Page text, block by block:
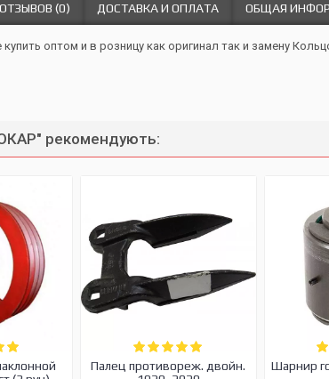
ОТЗЫВОВ (0) ДОСТАВКА И ОПЛАТА ОБЩАЯ
оптом и в розницу как оригинал так и замену
рекомендують:
Палец противореж. двойн.
Шарнир